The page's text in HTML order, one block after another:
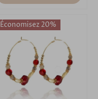
Économisez 20%